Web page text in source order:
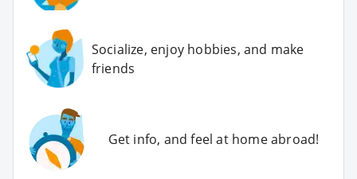
Socialize, enjoy hobbies, and make
friends
Get info, and feel at home abroad!